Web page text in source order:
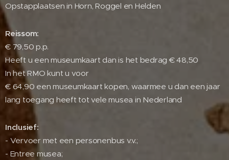
Opstapplaatsen in Horn, Roggel en Helden
Reissom:
€ 79,50 p.p.
Heeft u een museumkaart dan is het bedrag € 48,50
In het RMO kunt u voor
€ 64,90 een museumkaart kopen, waarmee u dan een jaar
lang toegang heeft tot vele musea in Nederland
Inclusief:
- Vervoer met een personenbus v.v.;
- Entree musea;